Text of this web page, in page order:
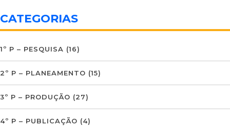
CATEGORIAS
1º P – PESQUISA (16)
2º P – PLANEAMENTO (15)
3º P – PRODUÇÃO (27)
4º P – PUBLICAÇÃO (4)